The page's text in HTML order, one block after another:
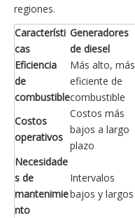
regiones.
Característi
cas
Generadores
de diesel
Eficiencia
de
combustible
Más alto, más
eficiente de
combustible
Costos
operativos
Costos más
bajos a largo
plazo
Necesidade
s de
mantenimie
nto
Intervalos
bajos y largos